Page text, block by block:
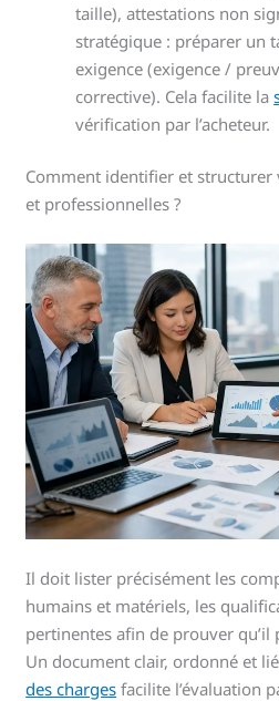
taille), attestations non
stratégique : préparer un
exigence (exigence /
corrective). Cela facilite la
vérification par l’acheteur.
Comment identifier et structurer
et professionnelles ?
Il doit lister précisément les
humains et matériels, les
pertinentes afin de prouver qu’il
Un document clair, ordonné et
des charges facilite l’évaluation